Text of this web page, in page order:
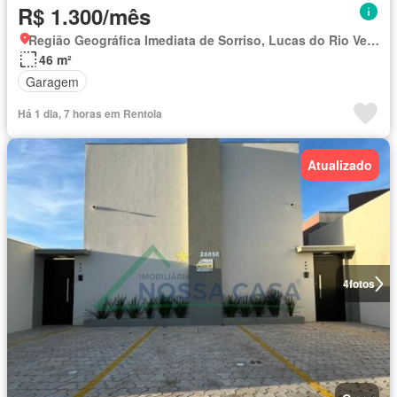
R$ 1.300/mês
Região Geográfica Imediata de Sorriso, Lucas do Rio Verde
46 m²
Garagem
Há 1 dia, 7 horas em Rentola
4fotos
Atualizado